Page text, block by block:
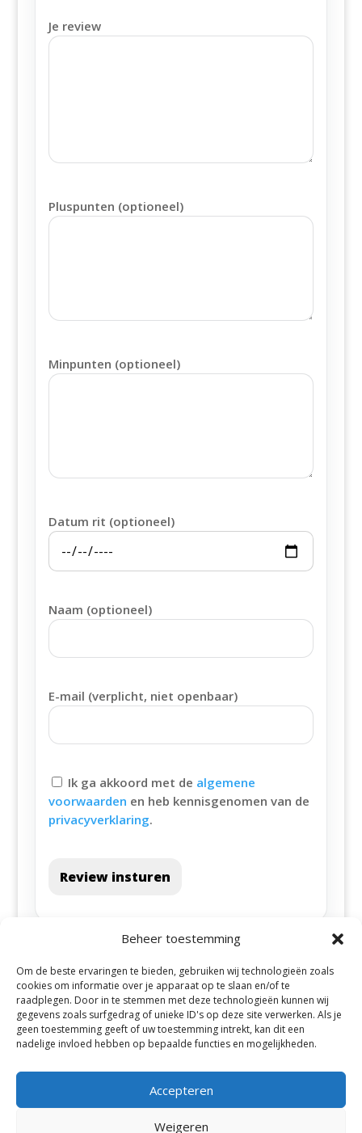
Beheer toestemming
Om de beste ervaringen te bieden, gebruiken wij technologieën zoals
cookies om informatie over je apparaat op te slaan en/of te
raadplegen. Door in te stemmen met deze technologieën kunnen wij
gegevens zoals surfgedrag of unieke ID's op deze site verwerken. Als je
geen toestemming geeft of uw toestemming intrekt, kan dit een
nadelige invloed hebben op bepaalde functies en mogelijkheden.
Accepteren
Weigeren
Je review
Pluspunten (optioneel)
Minpunten (optioneel)
Datum rit (optioneel)
Naam (optioneel)
E-mail (verplicht, niet openbaar)
Ik ga akkoord met de algemene
voorwaarden en heb kennisgenomen van de
privacyverklaring.
Review insturen
Alle steden